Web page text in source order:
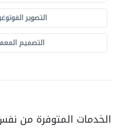
التصوير
التصميم
الخدمات المتوفرة من